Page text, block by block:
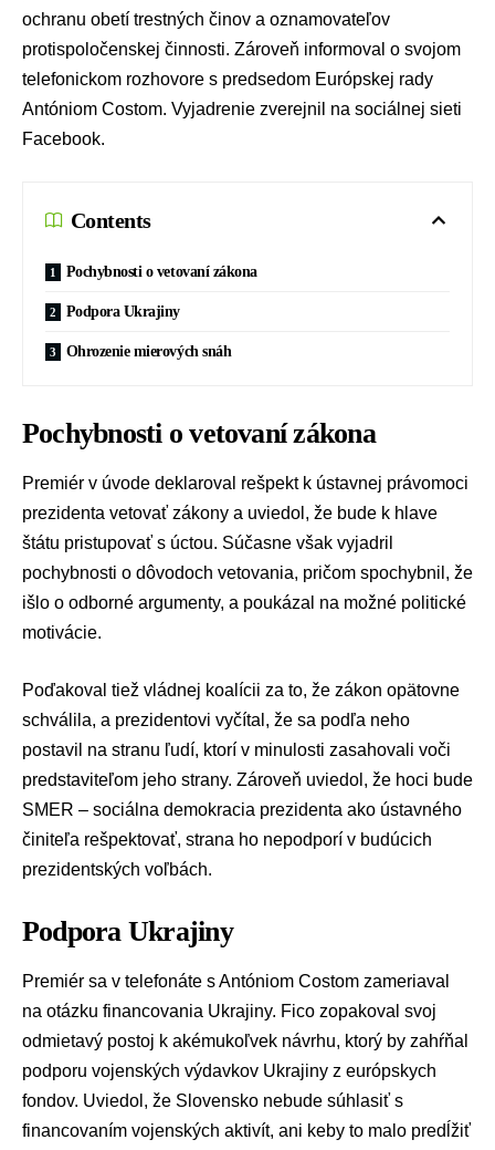
ochranu obetí trestných činov a oznamovateľov
protispoločenskej činnosti. Zároveň informoval o svojom
telefonickom rozhovore s predsedom Európskej rady
Antóniom Costom. Vyjadrenie zverejnil na sociálnej sieti
Facebook.
Contents
Pochybnosti o vetovaní zákona
Podpora Ukrajiny
Ohrozenie mierových snáh
Pochybnosti o vetovaní zákona
Premiér v úvode deklaroval rešpekt k ústavnej právomoci
prezidenta vetovať zákony a uviedol, že bude k hlave
štátu pristupovať s úctou. Súčasne však vyjadril
pochybnosti o dôvodoch vetovania, pričom spochybnil, že
išlo o odborné argumenty, a poukázal na možné politické
motivácie.
Poďakoval tiež vládnej koalícii za to, že zákon opätovne
schválila, a prezidentovi vyčítal, že sa podľa neho
postavil na stranu ľudí, ktorí v minulosti zasahovali voči
predstaviteľom jeho strany. Zároveň uviedol, že hoci bude
SMER – sociálna demokracia prezidenta ako ústavného
činiteľa rešpektovať, strana ho nepodporí v budúcich
prezidentských voľbách.
Podpora Ukrajiny
Premiér sa v telefonáte s Antóniom Costom zameriaval
na otázku financovania Ukrajiny. Fico zopakoval svoj
odmietavý postoj k akémukoľvek návrhu, ktorý by zahŕňal
podporu vojenských výdavkov Ukrajiny z európskych
fondov. Uviedol, že Slovensko nebude súhlasiť s
financovaním vojenských aktivít, ani keby to malo predĺžiť